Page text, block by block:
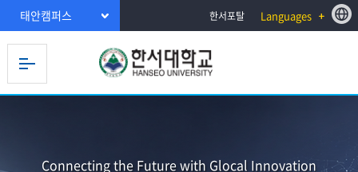
태안캠퍼스 한서포탈 Languages
Connecting the Future with Glocal Innovation